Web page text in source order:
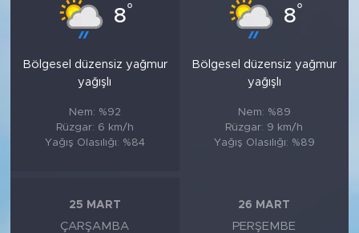
8°
Bölgesel düzensiz yağmur
yağışlı
Nem: %92
Rüzgar: 6 km/h
Yağış Olasılığı: %84
8°
Bölgesel düzensiz yağmur
yağışlı
Nem: %89
Rüzgar: 9 km/h
Yağış Olasılığı: %89
25 MART
ÇARŞAMBA
26 MART
PERŞEMBE